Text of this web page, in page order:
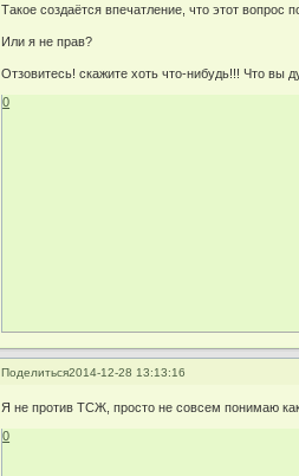
Такое создаётся впечатление, что этот вопрос
Или я не прав?
Отзовитесь! скажите хоть что-нибудь!!! Что
0
Поделиться2014-12-28 13:13:16
Я не против ТСЖ, просто не совсем понимаю как
0